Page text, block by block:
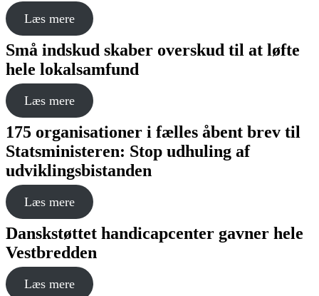
Læs mere
Små indskud skaber overskud til at løfte
hele lokalsamfund
Læs mere
175 organisationer i fælles åbent brev til
Statsministeren: Stop udhuling af
udviklingsbistanden
Læs mere
Danskstøttet handicapcenter gavner hele
Vestbredden
Læs mere